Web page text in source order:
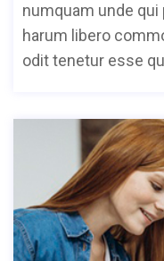
numquam unde
harum libero
odit tenetur esse